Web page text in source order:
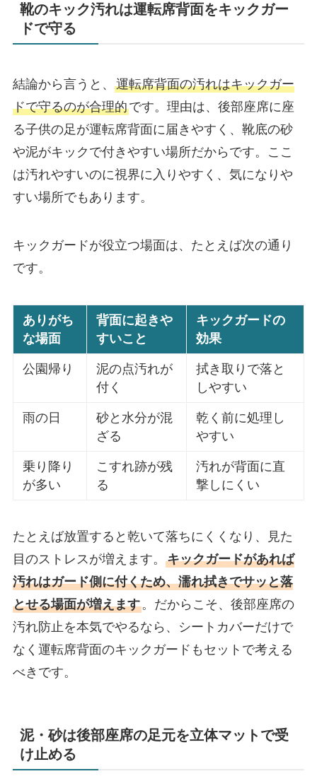
靴のキック汚れは運転席背面をキックガー
ドで守る
結論から言うと、 運転席背面の汚れはキックガー
ドで守るのが合理的です。理由は、後部座席に座
る子供の足が運転席背面に届きやすく、靴底の砂
や泥がキックで付きやすい場所だからです。ここ
は汚れやすいのに視界に入りやすく、気になりや
すい場所でもあります。
キックガードが役立つ場面は、たとえば次の通り
です。
ありがち
な場面
背面に起きや
すいこと
キックガードの
効果
公園帰り
泥の点汚れが
付く
拭き取りで落と
しやすい
雨の日
砂と水分が混
ざる
乾く前に処理し
やすい
乗り降り
が多い
こすれ跡が残
る
汚れが背面に直
撃しにくい
たとえば放置すると乾いて落ちにくくなり、見た
目のストレスが増えます。 キックガードがあれば
汚れはガード側に付くため、濡れ拭きでサッと落
とせる場面が増えます。だからこそ、後部座席の
汚れ防止を本気でやるなら、シートカバーだけで
なく運転席背面のキックガードもセットで考える
べきです。
泥・砂は後部座席の足元を立体マットで受
け止める